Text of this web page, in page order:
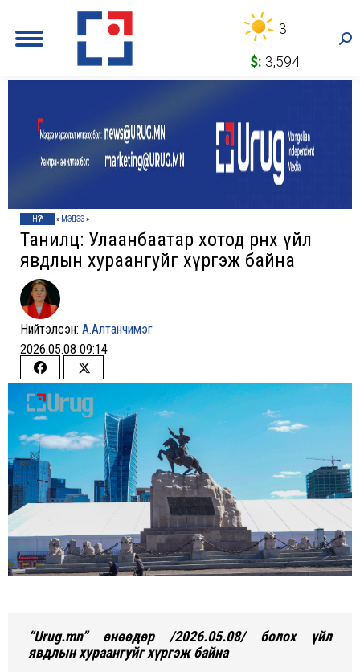
3
$: 3,594
НҮҮР » МЭДЭЭ»
Танилц: Улаанбаатар хотод өрнөх үйл
явдлын хураангуйг хүргэж байна
Нийтэлсэн: А.Алтанчимэг
2026.05.08 09:14
Share
on
Facebook
Share
on
Twitter
“Urug.mn” өнөөдөр /2026.05.08/ болох үйл
явдлын хураангуйг хүргэж байна